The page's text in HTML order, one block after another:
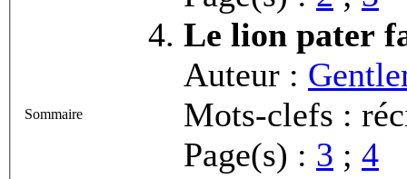
Sommaire
Le lion pater
Auteur :
Mots-clefs :
Page(s) : 3 ; 4